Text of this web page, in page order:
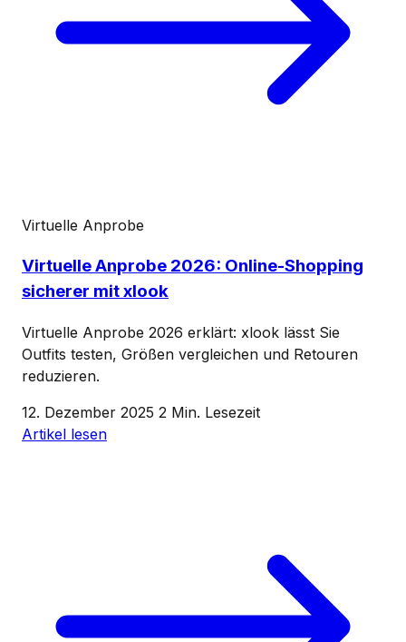
Virtuelle Anprobe
Virtuelle Anprobe 2026: Online-Shopping
sicherer mit xlook
Virtuelle Anprobe 2026 erklärt: xlook lässt Sie
Outfits testen, Größen vergleichen und Retouren
reduzieren.
12. Dezember 2025 2 Min. Lesezeit
Artikel lesen